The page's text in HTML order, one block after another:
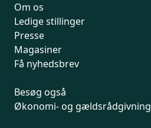
Om os
Ledige stillinger
Presse
Magasiner
Få nyhedsbrev
Besøg også
Økonomi- og gældsrådgivning